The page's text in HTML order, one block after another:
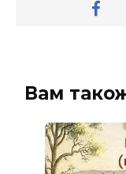
Вам